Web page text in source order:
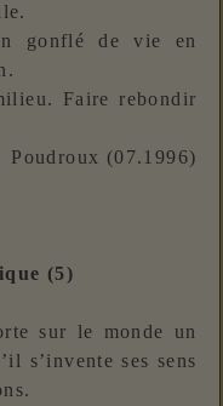
gonflé de vie en
Faire rebondir
Poudroux (07.1996)
(5)
sur le monde un
s’invente ses sens